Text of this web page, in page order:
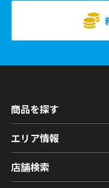
商品を探す
エリア情報
店舗検索